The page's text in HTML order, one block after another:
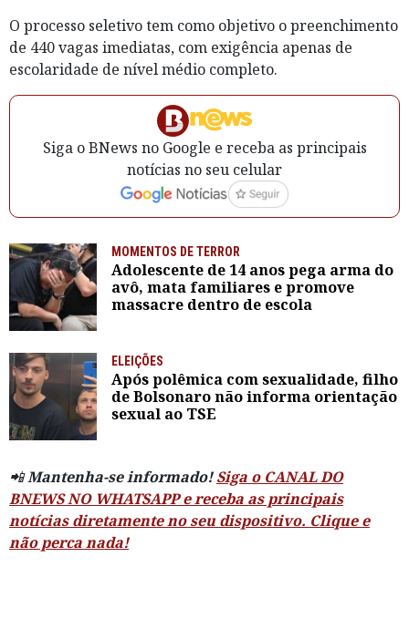
O processo seletivo tem como objetivo o preenchimento
de 440 vagas imediatas, com exigência apenas de
escolaridade de nível médio completo.
Siga o BNews no Google e receba as principais
notícias no seu celular
MOMENTOS DE TERROR
Adolescente de 14 anos pega arma do
avô, mata familiares e promove
massacre dentro de escola
ELEIÇÕES
Após polêmica com sexualidade, filho
de Bolsonaro não informa orientação
sexual ao TSE
📲Mantenha-se informado!Siga o CANAL DO
BNEWS NO WHATSAPP e receba as principais
notícias diretamente no seu dispositivo. Clique e
não perca nada!